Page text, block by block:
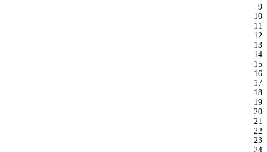
9
10
11
12
13
14
15
16
17
18
19
20
21
22
23
24